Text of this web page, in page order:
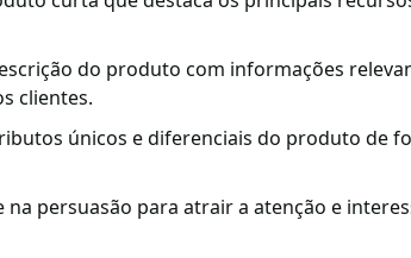
do produto com informações
clientes.
únicos e diferenciais do produto de
na persuasão para atrair a atenção e